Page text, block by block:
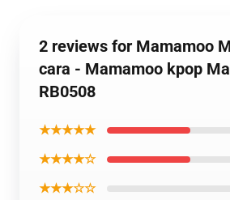
2 reviews for Mamamoo
cara - Mamamoo kpop
RB0508
★★★★★
★★★★☆
★★★☆☆